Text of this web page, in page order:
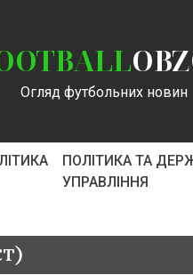
Огляд футбольних новин
ПОЛІТИКА ТА
УПРАВЛІННЯ